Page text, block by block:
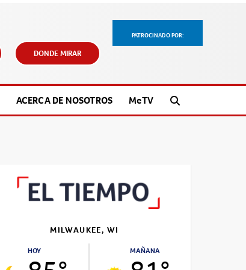
PATROCINADO POR:
DONDE MIRAR
ACERCA DE NOSOTROS MeTV
MILWAUKEE, WI
HOY MAÑANA